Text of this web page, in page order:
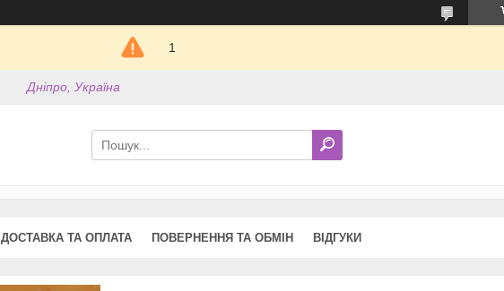
1
Дніпро, Україна
ДОСТАВКА ТА ОПЛАТА ПОВЕРНЕННЯ ТА ОБМІН ВІДГУКИ